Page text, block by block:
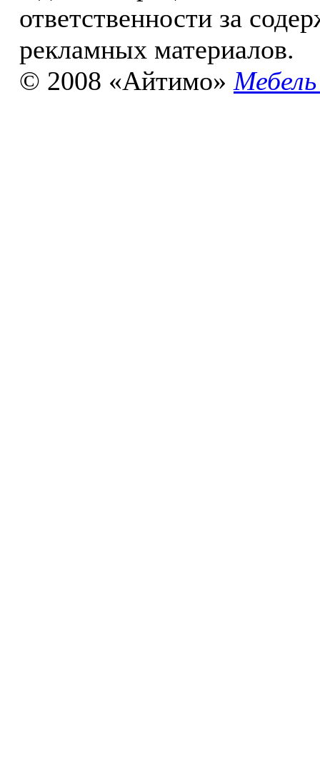
ответственности за
рекламных материалов.
© 2008 «Айтимо»